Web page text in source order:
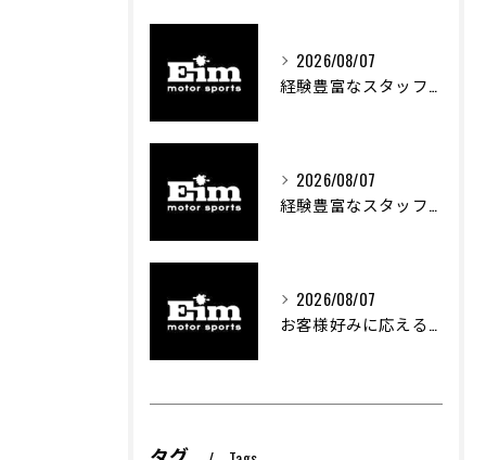
2026/08/07
経験豊富なスタッフが支える車両カスタムの魅力
2026/08/07
経験豊富なスタッフが支える車のカスタム技術とは
2026/08/07
お客様好みに応える中古車探しの秘訣